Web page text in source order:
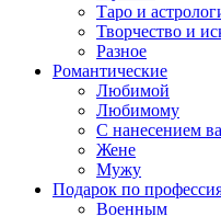
Таро и
Творчество и
Разное
Романтические
Любимой
Любимому
С нанесением
Жене
Мужу
Подарок по
Военным